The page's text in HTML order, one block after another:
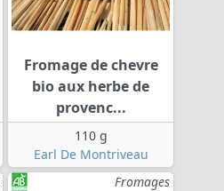
Fromage de chevre
bio aux herbe de
provenc...
110 g
Earl De Montriveau
Fromages